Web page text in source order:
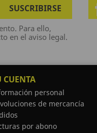
Para ello,
en el aviso legal.
CUENTA
personal
de mercancía
por abono